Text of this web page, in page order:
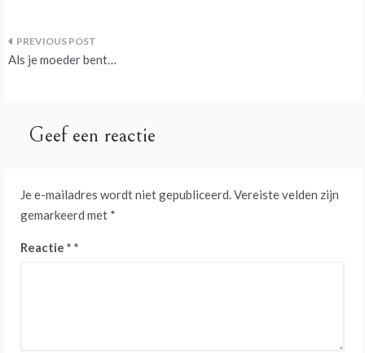
Bericht
Als je moeder bent…
Geef een reactie
Je e-mailadres wordt niet gepubliceerd.Vereiste velden zijn
gemarkeerd met *
Reactie *